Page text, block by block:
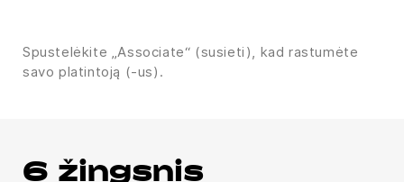
Spustelėkite „Associate“ (susieti), kad rastumėte
savo platintoją (-us).
6 žingsnis